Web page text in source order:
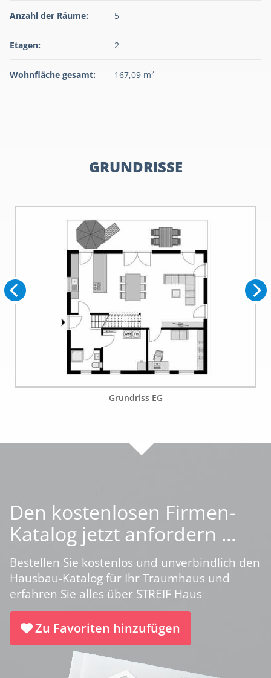
Anzahl der Räume: 5
Etagen: 2
Wohnfläche gesamt: 167,09 m²
GRUNDRISSE
Grundriss EG
Den kostenlosen Firmen-
Katalog jetzt anfordern ...
Bestellen Sie kostenlos und unverbindlich den
Hausbau-Katalog für Ihr Traumhaus und
erfahren Sie alles über STREIF Haus
Zu Favoriten hinzufügen